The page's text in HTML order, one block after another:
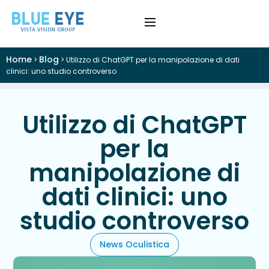
Home > Blog > Utilizzo di ChatGPT per la manipolazione di dati
clinici: uno studio controverso
Utilizzo di ChatGPT
per la
manipolazione di
dati clinici: uno
studio controverso
News Oculistica
Difetti Visivi
Patologie
Trattamenti
Visite e Diagnostica